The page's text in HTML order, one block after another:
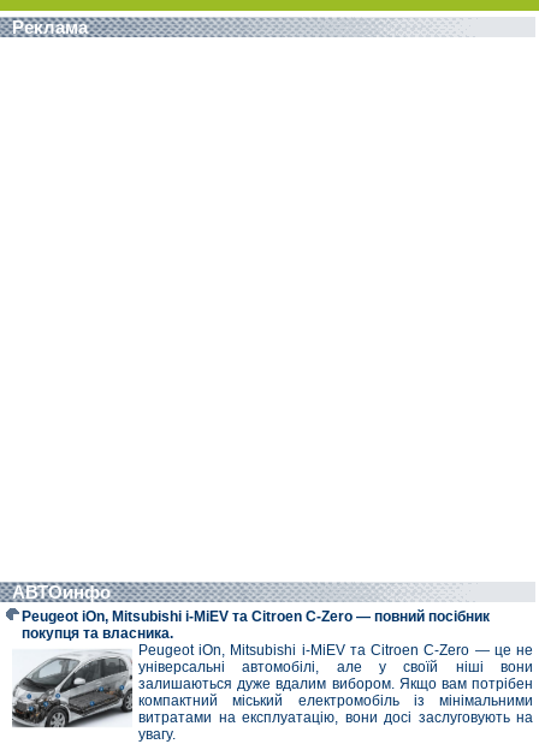
Реклама
АВТОинфо
Peugeot iOn, Mitsubishi i-MiEV та Citroen C-Zero — повний посібник
покупця та власника.
Peugeot iOn, Mitsubishi i-MiEV та Citroen C-Zero — це не
універсальні автомобілі, але у своїй ніші вони
залишаються дуже вдалим вибором. Якщо вам потрібен
компактний міський електромобіль із мінімальними
витратами на експлуатацію, вони досі заслуговують на
увагу.